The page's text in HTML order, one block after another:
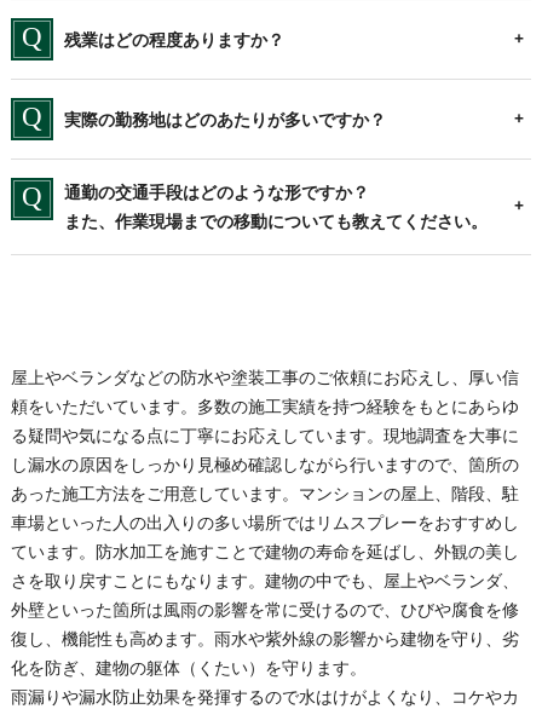
残業はどの程度ありますか？
実際の勤務地はどのあたりが多いですか？
通勤の交通手段はどのような形ですか？
また、作業現場までの移動についても教えてください。
屋上やベランダなどの防水や塗装工事のご依頼にお応えし、厚い信
頼をいただいています。多数の施工実績を持つ経験をもとにあらゆ
る疑問や気になる点に丁寧にお応えしています。現地調査を大事に
し漏水の原因をしっかり見極め確認しながら行いますので、箇所の
あった施工方法をご用意しています。マンションの屋上、階段、駐
車場といった人の出入りの多い場所ではリムスプレーをおすすめし
ています。防水加工を施すことで建物の寿命を延ばし、外観の美し
さを取り戻すことにもなります。建物の中でも、屋上やベランダ、
外壁といった箇所は風雨の影響を常に受けるので、ひびや腐食を修
復し、機能性も高めます。雨水や紫外線の影響から建物を守り、劣
化を防ぎ、建物の躯体（くたい）を守ります。
雨漏りや漏水防止効果を発揮するので水はけがよくなり、コケやカ